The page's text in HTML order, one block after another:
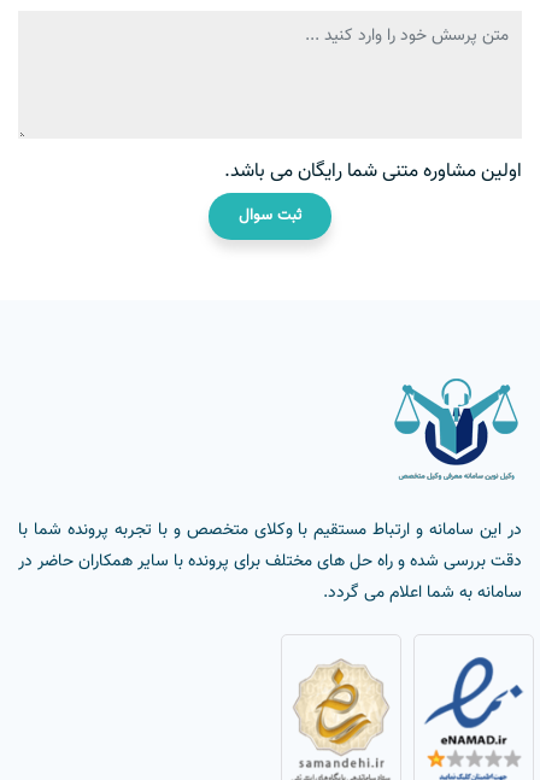
اولین مشاوره متنی شما رایگان می باشد.
ثبت سوال
در این سامانه و ارتباط مستقیم با وکلای متخصص و با تجربه پرونده شما با
دقت بررسی شده و راه حل های مختلف برای پرونده با سایر همکاران حاضر در
سامانه به شما اعلام می گردد.